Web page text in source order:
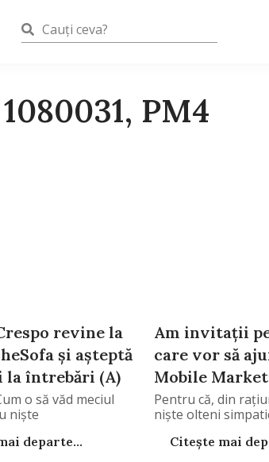
PM4
revine la
şi aşteptă
la întrebări (A)
o să văd meciul
nişte
departe...
Am invitaţii
care vor să
Mobile
Pentru că, din
nişte olteni
Citește mai